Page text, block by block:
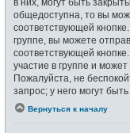
общедоступна, то вы
соответствующей
группе, вы можете
соответствующей
участие в группе и
Пожалуйста, не
запрос; у него могут
Вернуться к началу